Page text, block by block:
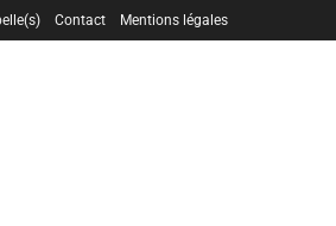
Contact Mentions légales